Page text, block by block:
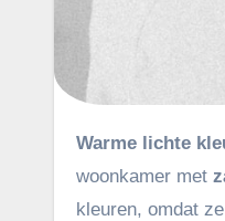
Warme lichte
woonkamer met
kleuren, omdat ze